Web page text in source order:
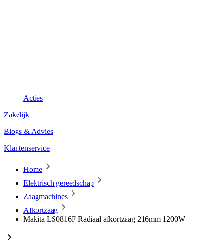
Acties
Zakelijk
Blogs & Advies
Klantenservice
Home
Elektrisch gereedschap
Zaagmachines
Afkortzaag
Makita LS0816F Radiaal afkortzaag 216mm 1200W